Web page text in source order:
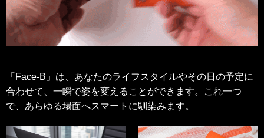
「Face-B」は、あなたのライフスタイルやその日の予定に
合わせて、一瞬で姿を変えることができます。これ一つ
で、あらゆる場面へスマートに馴染みます。